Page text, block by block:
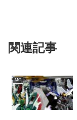
関連記事
MG